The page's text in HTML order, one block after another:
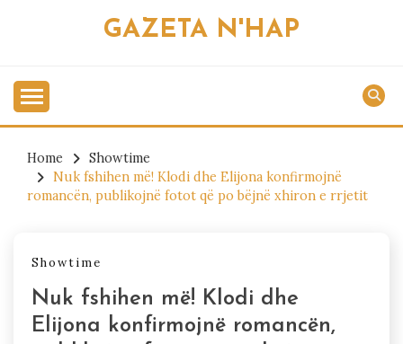
GAZETA N'HAP
Home
Showtime
Nuk fshihen më! Klodi dhe Elijona konfirmojnë
romancën, publikojnë fotot që po bëjnë xhiron e rrjetit
Showtime
Nuk fshihen më! Klodi dhe
Elijona konfirmojnë romancën,